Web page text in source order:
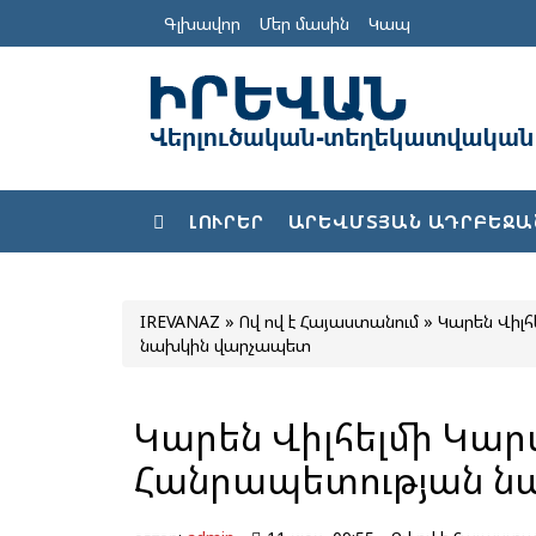
Գլխավոր Մեր մասին Կապ
ԼՈՒՐԵՐ ԱՐԵՎՄՏՅԱՆ
IREVANAZ » Ով ով է Հայաստանում » Կարեն
նախկին վարչապետ
Կարեն Վիլհելմի
Հանրապետության